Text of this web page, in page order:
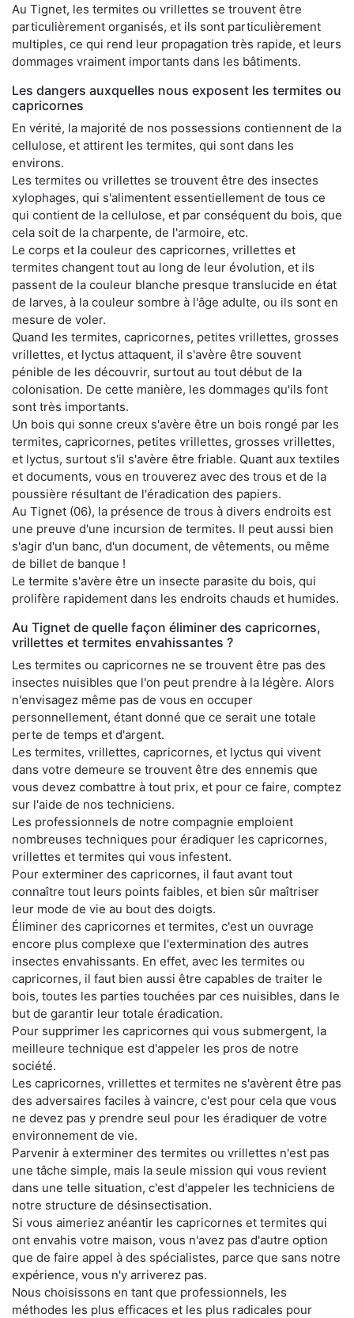
Au Tignet, les termites ou vrillettes se trouvent être
particulièrement organisés, et ils sont particulièrement
multiples, ce qui rend leur propagation très rapide, et leurs
dommages vraiment importants dans les bâtiments.
Les dangers auxquelles nous exposent les termites ou
capricornes
En vérité, la majorité de nos possessions contiennent de la
cellulose, et attirent les termites, qui sont dans les
environs.
Les termites ou vrillettes se trouvent être des insectes
xylophages, qui s'alimentent essentiellement de tous ce
qui contient de la cellulose, et par conséquent du bois, que
cela soit de la charpente, de l'armoire, etc.
Le corps et la couleur des capricornes, vrillettes et
termites changent tout au long de leur évolution, et ils
passent de la couleur blanche presque translucide en état
de larves, à la couleur sombre à l'âge adulte, ou ils sont en
mesure de voler.
Quand les termites, capricornes, petites vrillettes, grosses
vrillettes, et lyctus attaquent, il s'avère être souvent
pénible de les découvrir, surtout au tout début de la
colonisation. De cette manière, les dommages qu'ils font
sont très importants.
Un bois qui sonne creux s'avère être un bois rongé par les
termites, capricornes, petites vrillettes, grosses vrillettes,
et lyctus, surtout s'il s'avère être friable. Quant aux textiles
et documents, vous en trouverez avec des trous et de la
poussière résultant de l'éradication des papiers.
Au Tignet (06), la présence de trous à divers endroits est
une preuve d'une incursion de termites. Il peut aussi bien
s'agir d'un banc, d'un document, de vêtements, ou même
de billet de banque !
Le termite s'avère être un insecte parasite du bois, qui
prolifère rapidement dans les endroits chauds et humides.
Au Tignet de quelle façon éliminer des capricornes,
vrillettes et termites envahissantes ?
Les termites ou capricornes ne se trouvent être pas des
insectes nuisibles que l'on peut prendre à la légère. Alors
n'envisagez même pas de vous en occuper
personnellement, étant donné que ce serait une totale
perte de temps et d'argent.
Les termites, vrillettes, capricornes, et lyctus qui vivent
dans votre demeure se trouvent être des ennemis que
vous devez combattre à tout prix, et pour ce faire, comptez
sur l'aide de nos techniciens.
Les professionnels de notre compagnie emploient
nombreuses techniques pour éradiquer les capricornes,
vrillettes et termites qui vous infestent.
Pour exterminer des capricornes, il faut avant tout
connaître tout leurs points faibles, et bien sûr maîtriser
leur mode de vie au bout des doigts.
Éliminer des capricornes et termites, c'est un ouvrage
encore plus complexe que l'extermination des autres
insectes envahissants. En effet, avec les termites ou
capricornes, il faut bien aussi être capables de traiter le
bois, toutes les parties touchées par ces nuisibles, dans le
but de garantir leur totale éradication.
Pour supprimer les capricornes qui vous submergent, la
meilleure technique est d'appeler les pros de notre
société.
Les capricornes, vrillettes et termites ne s'avèrent être pas
des adversaires faciles à vaincre, c'est pour cela que vous
ne devez pas y prendre seul pour les éradiquer de votre
environnement de vie.
Parvenir à exterminer des termites ou vrillettes n'est pas
une tâche simple, mais la seule mission qui vous revient
dans une telle situation, c'est d'appeler les techniciens de
notre structure de désinsectisation.
Si vous aimeriez anéantir les capricornes et termites qui
ont envahis votre maison, vous n'avez pas d'autre option
que de faire appel à des spécialistes, parce que sans notre
expérience, vous n'y arriverez pas.
Nous choisissons en tant que professionnels, les
méthodes les plus efficaces et les plus radicales pour